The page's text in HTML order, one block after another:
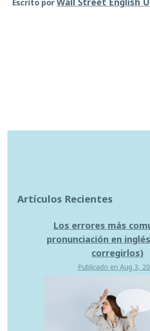
Escrito por
Artículos Recientes
Los errores más
pronunciación en
corregirlos)
Publicado en Aug 3,